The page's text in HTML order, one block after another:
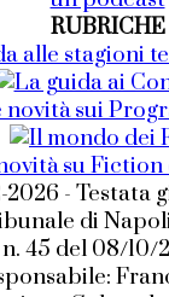
RUBRICHE
2026 - Testata
di
45 del 08/10/